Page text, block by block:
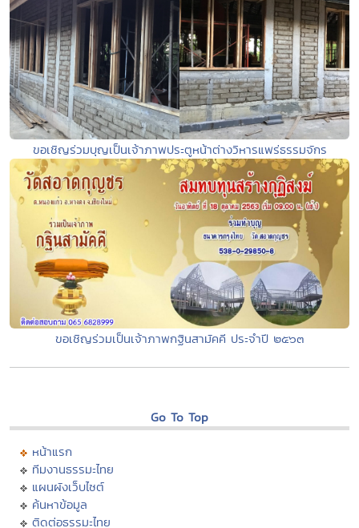
ขอเชิญร่วมบุญเป็นเจ้าภาพประตูหน้าต่างวิหารแพร่ธรรมจักร
ขอเชิญร่วมเป็นเจ้าภาพกฐินสามัคคี ประจำปี ๒๕๖๓
Go To Top
หน้าแรก
ทีมงานธรรมะไทย
แผนผังเว็บไซต์
ค้นหาข้อมูล
ติดต่อธรรมะไทย